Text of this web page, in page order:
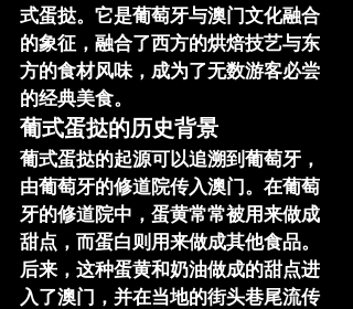
式蛋挞。它是葡萄牙与澳门文化融合
的象征，融合了西方的烘焙技艺与东
方的食材风味，成为了无数游客必尝
的经典美食。
葡式蛋挞的历史背景
葡式蛋挞的起源可以追溯到葡萄牙，
由葡萄牙的修道院传入澳门。在葡萄
牙的修道院中，蛋黄常常被用来做成
甜点，而蛋白则用来做成其他食品。
后来，这种蛋黄和奶油做成的甜点进
入了澳门，并在当地的街头巷尾流传